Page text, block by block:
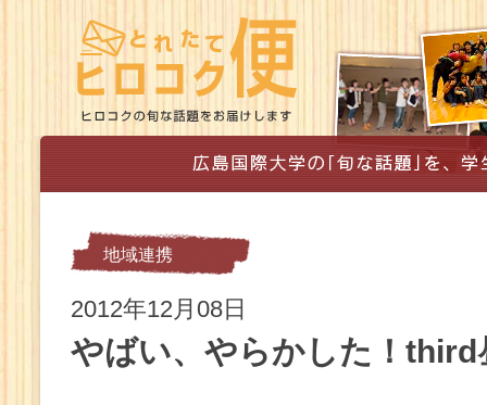
地域連携
2012年12月08日
やばい、やらかした！third